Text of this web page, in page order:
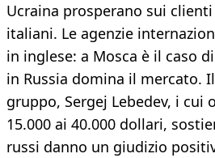
Ucraina prosperano sui
italiani. Le agenzie
in inglese: a Mosca è il caso
in Russia domina il mercato.
gruppo, Sergej Lebedev, i cui
15.000 ai 40.000 dollari,
russi danno un giudizio